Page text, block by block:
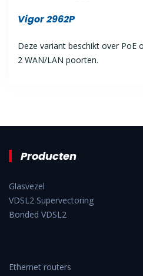
Vigor 2962P
Deze variant beschikt over PoE
2 WAN/LAN poorten.
Producten
Glasvezel
VDSL2 Supervectoring
Bonded VDSL2
Ethernet routers